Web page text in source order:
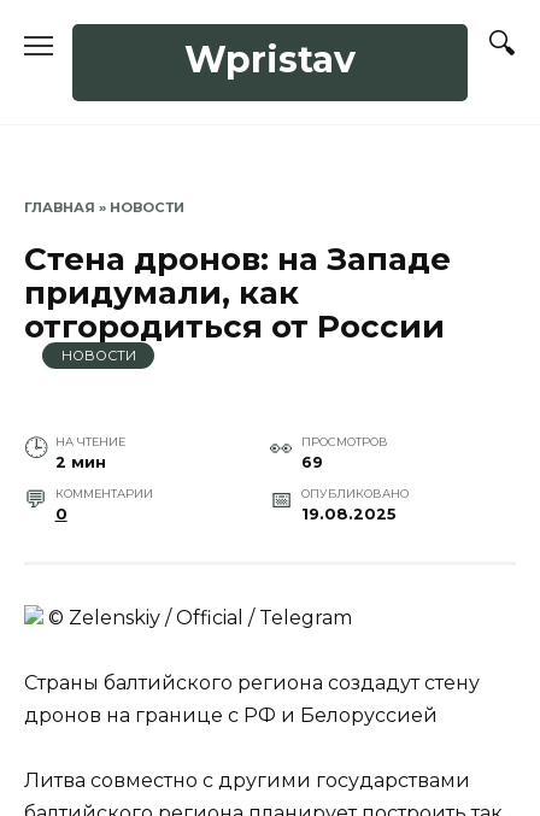
Wpristav
ГЛАВНАЯ » НОВОСТИ
Стена дронов: на Западе
придумали, как
отгородиться от России
НОВОСТИ
НА ЧТЕНИЕ
2 мин
ПРОСМОТРОВ
69
КОММЕНТАРИИ
0
ОПУБЛИКОВАНО
19.08.2025
© Zеlеnskiу / Оfficiаl / Telegram
Страны балтийского региона создадут стену
дронов на границе с РФ и Белоруссией
Литва совместно с другими государствами